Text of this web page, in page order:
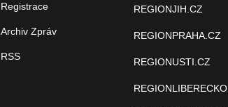
Registrace
Archiv Zpráv
RSS
REGIONJIH.CZ
REGIONPRAHA.CZ
REGIONUSTI.CZ